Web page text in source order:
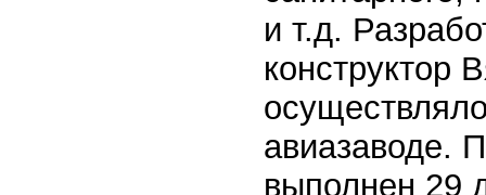
и т.д.
конструктор
авиазаводе.
выполнен 29